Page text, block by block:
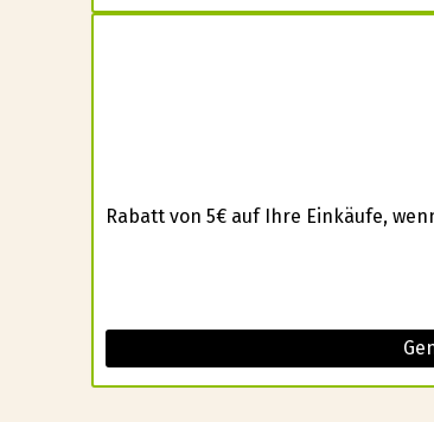
Rabatt von 5€ auf Ihre Einkäufe,